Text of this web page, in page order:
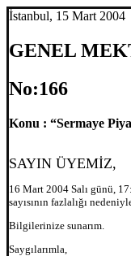
İstanbul, 15 Mart 2004
GENEL
No:166
Konu : “Sermaye
SAYIN ÜYEMİZ,
16 Mart 2004 Salı günü,
sayısının fazlalığı
Bilgilerinize sunarım.
Saygılarımla,